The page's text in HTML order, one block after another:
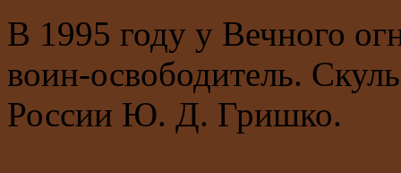
В 1995 году у Вечного
воин-освободитель.
России Ю. Д. Гришко.